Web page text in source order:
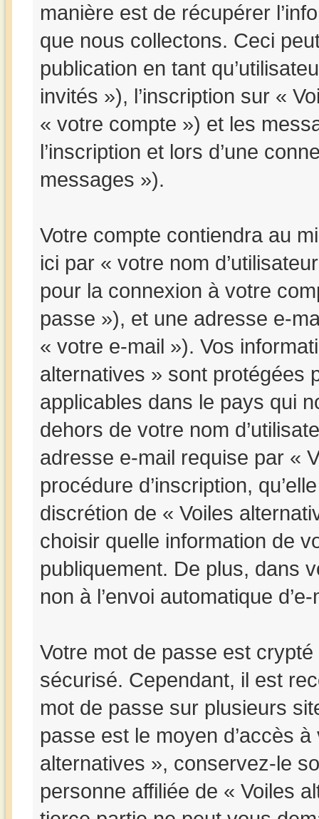
manière est de récupérer
que nous collectons. Ceci
publication en tant
invités »), l’inscription sur «
« votre compte ») et les
l’inscription et lors d’une
messages »).
Votre compte contiendra au
ici par « votre nom
pour la connexion à votre
passe »), et une adresse e-
« votre e-mail »). Vos
alternatives » sont protégées
applicables dans le pays qui
dehors de votre nom
adresse e-mail requise par «
procédure d’inscription,
discrétion de « Voiles
choisir quelle information de
publiquement. De plus, dans
non à l’envoi automatique
Votre mot de passe est
sécurisé. Cependant, il est
mot de passe sur plusieurs
passe est le moyen d’accès
alternatives », conservez-le
personne affiliée de « Voiles